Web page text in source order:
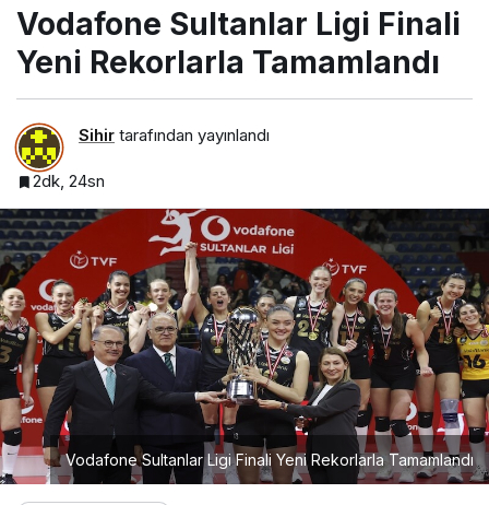
Vodafone Sultanlar Ligi Finali
Yeni Rekorlarla Tamamlandı
Sihir tarafından yayınlandı
2dk, 24sn
Vodafone Sultanlar Ligi Finali Yeni Rekorlarla Tamamlandı